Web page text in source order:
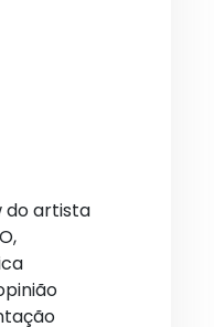
do artista